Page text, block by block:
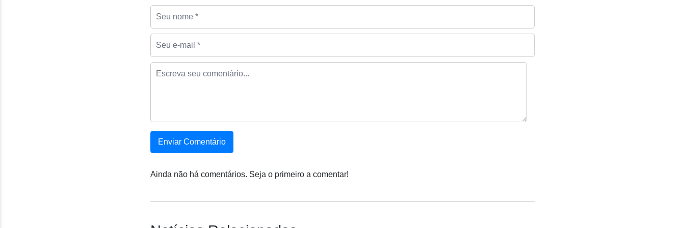
Enviar Comentário
Ainda não há comentários. Seja o primeiro a comentar!